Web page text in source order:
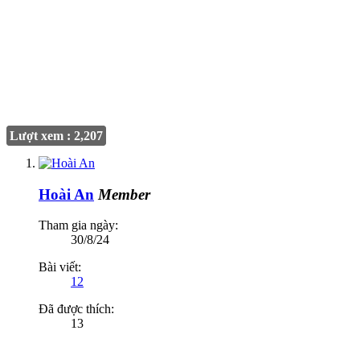
Lượt xem : 2,207
Hoài An Member
Tham gia ngày:
30/8/24
Bài viết:
12
Đã được thích:
13